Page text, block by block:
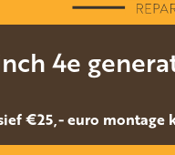
4e
€25,- euro montage